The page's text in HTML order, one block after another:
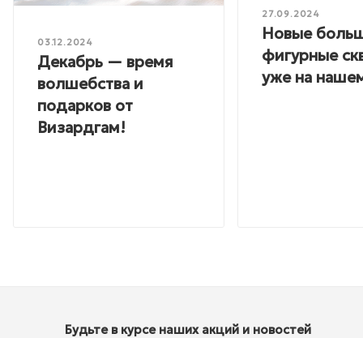
03.12.2024
Декабрь — время
волшебства и
подарков от
Визардгам!
27.09.2024
Новые
фигурные
уже на
Будьте в курсе наших акций и новостей